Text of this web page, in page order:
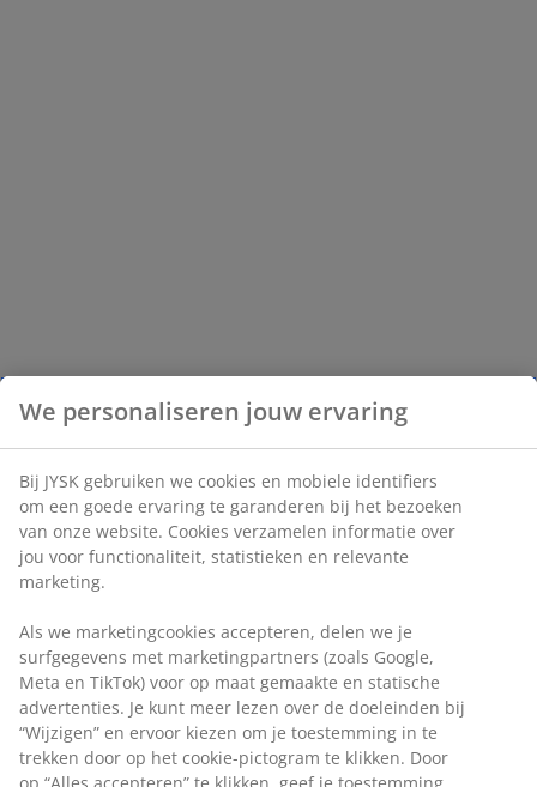
We personaliseren jouw ervaring
Bij JYSK gebruiken we cookies en mobiele identifiers
om een goede ervaring te garanderen bij het bezoeken
van onze website. Cookies verzamelen informatie over
jou voor functionaliteit, statistieken en relevante
marketing.
Als we marketingcookies accepteren, delen we je
surfgegevens met marketingpartners (zoals Google,
Meta en TikTok) voor op maat gemaakte en statische
advertenties. Je kunt meer lezen over de doeleinden bij
“Wijzigen” en ervoor kiezen om je toestemming in te
trekken door op het cookie-pictogram te klikken. Door